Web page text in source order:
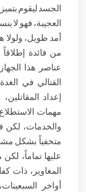
الجسد ليقوم
العجيبة، فهو لا
أمد طويل، ولولا
من فائدة
عناصر هذا
القتالي في
إعداد
مهمات
والخدمات، لكن
متخفياً بشكل
عليها تماماً،
المغاوير، ذات
أواخر